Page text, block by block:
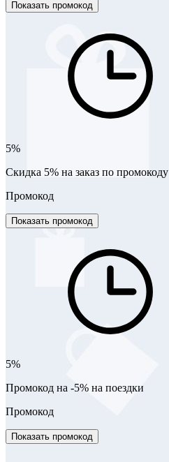
Показать промокод
5%
Скидка 5% на заказ по промокоду
Промокод
Показать промокод
5%
Промокод на -5% на поездки
Промокод
Показать промокод